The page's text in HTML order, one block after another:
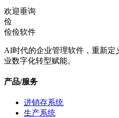
欢迎垂询
俭
俭俭软件
AI时代的企业管理软件，重新定
业数字化转型赋能。
产品/服务
进销存系统
生产系统